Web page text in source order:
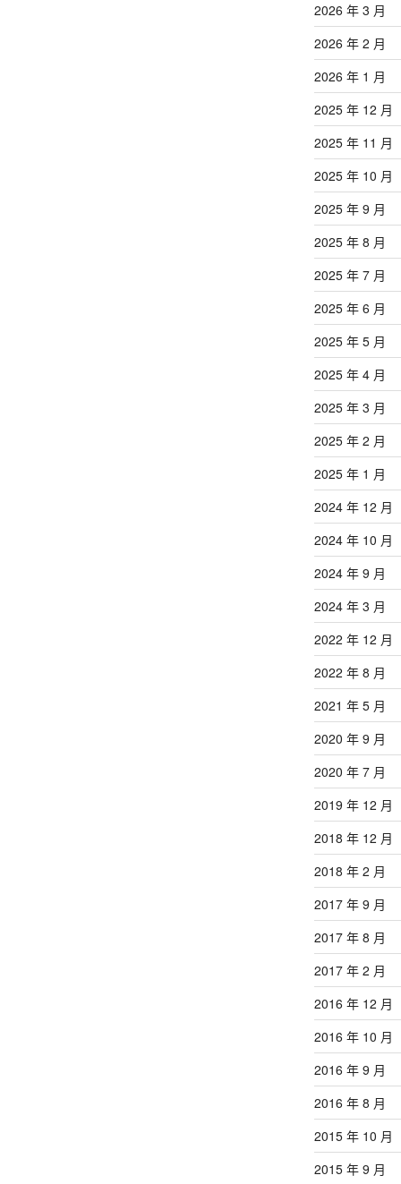
2026 年 3 月
2026 年 2 月
2026 年 1 月
2025 年 12 月
2025 年 11 月
2025 年 10 月
2025 年 9 月
2025 年 8 月
2025 年 7 月
2025 年 6 月
2025 年 5 月
2025 年 4 月
2025 年 3 月
2025 年 2 月
2025 年 1 月
2024 年 12 月
2024 年 10 月
2024 年 9 月
2024 年 3 月
2022 年 12 月
2022 年 8 月
2021 年 5 月
2020 年 9 月
2020 年 7 月
2019 年 12 月
2018 年 12 月
2018 年 2 月
2017 年 9 月
2017 年 8 月
2017 年 2 月
2016 年 12 月
2016 年 10 月
2016 年 9 月
2016 年 8 月
2015 年 10 月
2015 年 9 月